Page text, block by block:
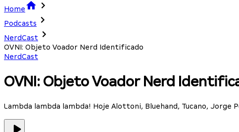
Home
Podcasts
NerdCast
OVNI: Objeto Voador Nerd Identificado
NerdCast
OVNI: Objeto Voador Nerd
Lambda lambda lambda! Hoje Alottoni, Bluehand, Tucano, Jorge